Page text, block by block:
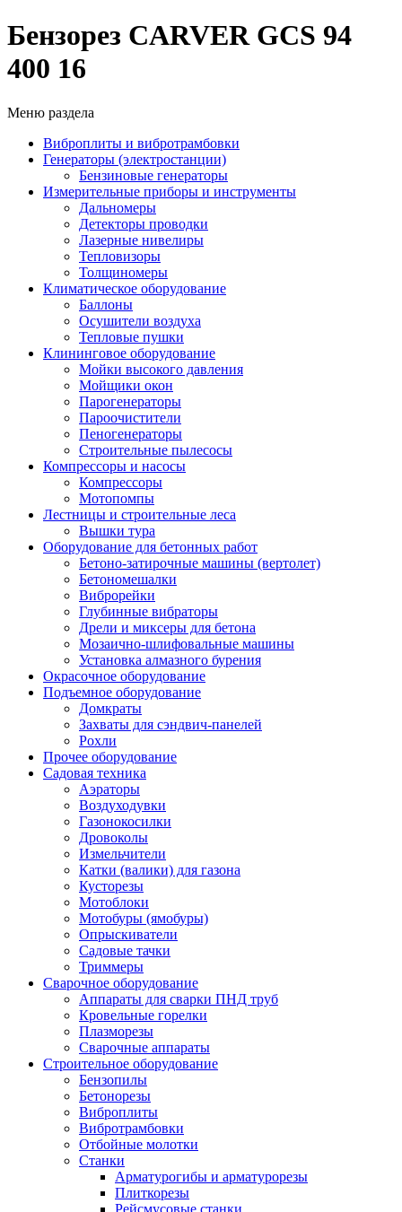
Бензорез CARVER GCS 94
400 16
Меню раздела
Виброплиты и вибротрамбовки
Генераторы (электростанции)
Бензиновые генераторы
Измерительные приборы и инструменты
Дальномеры
Детекторы проводки
Лазерные нивелиры
Тепловизоры
Толщиномеры
Климатическое оборудование
Баллоны
Осушители воздуха
Тепловые пушки
Клининговое оборудование
Мойки высокого давления
Мойщики окон
Парогенераторы
Пароочистители
Пеногенераторы
Строительные пылесосы
Компрессоры и насосы
Компрессоры
Мотопомпы
Лестницы и строительные леса
Вышки тура
Оборудование для бетонных работ
Бетоно-затирочные машины (вертолет)
Бетономешалки
Виброрейки
Глубинные вибраторы
Дрели и миксеры для бетона
Мозаично-шлифовальные машины
Установка алмазного бурения
Окрасочное оборудование
Подъемное оборудование
Домкраты
Захваты для сэндвич-панелей
Рохли
Прочее оборудование
Садовая техника
Аэраторы
Воздуходувки
Газонокосилки
Дровоколы
Измельчители
Катки (валики) для газона
Кусторезы
Мотоблоки
Мотобуры (ямобуры)
Опрыскиватели
Садовые тачки
Триммеры
Сварочное оборудование
Аппараты для сварки ПНД труб
Кровельные горелки
Плазморезы
Сварочные аппараты
Строительное оборудование
Бензопилы
Бетонорезы
Виброплиты
Вибротрамбовки
Отбойные молотки
Станки
Арматурогибы и арматурорезы
Плиткорезы
Рейсмусовые станки